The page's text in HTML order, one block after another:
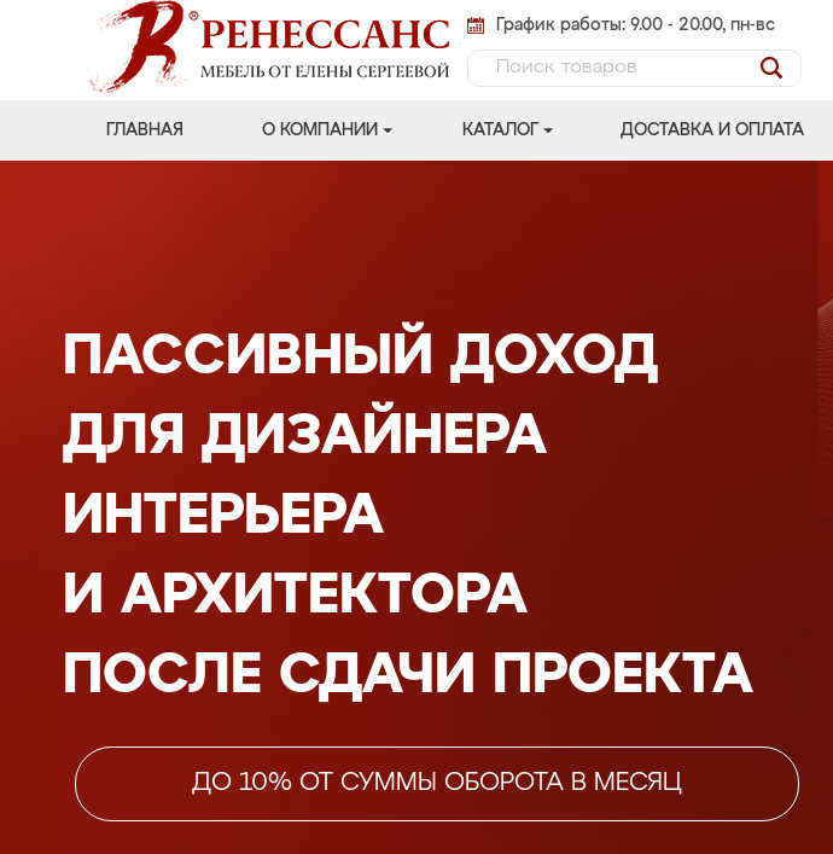
График работы: 9.00 - 20.00, пн-вс
ГЛАВНАЯ О КОМПАНИИ КАТАЛОГ ДОСТАВКА И ОПЛАТА
ПАССИВНЫЙ ДОХОД
ДЛЯ ДИЗАЙНЕРА
ИНТЕРЬЕРА
И АРХИТЕКТОРА
ПОСЛЕ СДАЧИ ПРОЕКТА
ДО 10% ОТ СУММЫ ОБОРОТА В МЕСЯЦ